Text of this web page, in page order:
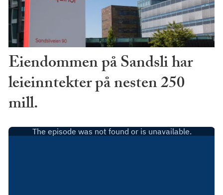
Eiendommen på Sandsli har
leieinntekter på nesten 250
mill.